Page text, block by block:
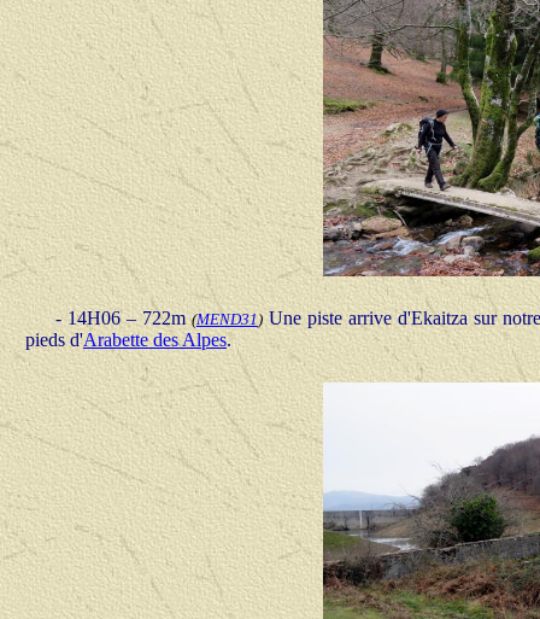
- 14H06 – 722m (MEND31) Une piste arrive d'Ekaitza sur
pieds d'Arabette des Alpes.